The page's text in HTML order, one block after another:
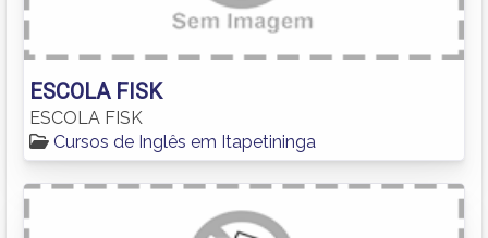
ESCOLA FISK
ESCOLA FISK
Cursos de Inglês em Itapetininga